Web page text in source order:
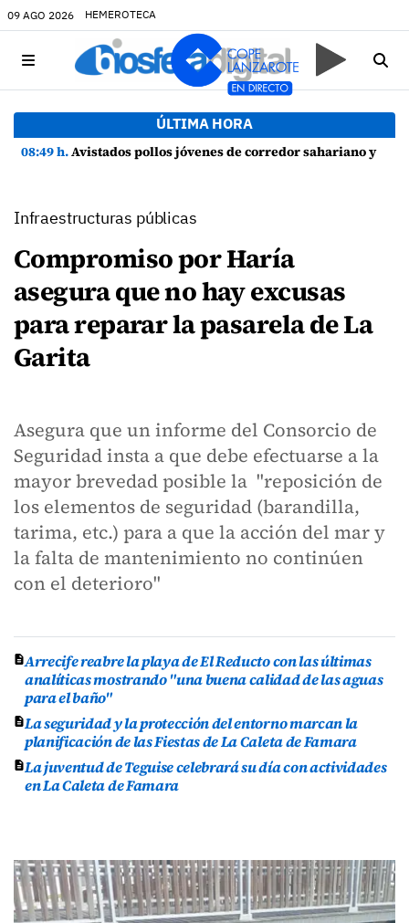
09 AGO 2026 HEMEROTECA
ÚLTIMA HORA
08:49 h.Avistados pollos jóvenes de corredor sahariano y episodios de cortejo de hubara cerca del rally de Lanzarote
Infraestructuras públicas
Compromiso por Haría
asegura que no hay excusas
para reparar la pasarela de La
Garita
Asegura que un informe del Consorcio de
Seguridad insta a que debe efectuarse a la
mayor brevedad posible la "reposición de
los elementos de seguridad (barandilla,
tarima, etc.) para a que la acción del mar y
la falta de mantenimiento no continúen
con el deterioro"
Arrecife reabre la playa de El Reducto con las últimas
analíticas mostrando "una buena calidad de las aguas
para el baño"
La seguridad y la protección del entorno marcan la
planificación de las Fiestas de La Caleta de Famara
La juventud de Teguise celebrará su día con actividades
en La Caleta de Famara